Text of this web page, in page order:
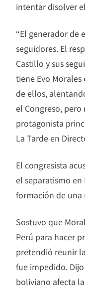
intentar disolver
“El generador de
seguidores. El
Castillo y sus
tiene Evo
de ellos,
el Congreso, pero
protagonista
La Tarde en
El congresista
el separatismo
formación de una
Sostuvo que
Perú para hacer
pretendió reunir
fue impedido.
boliviano afecta